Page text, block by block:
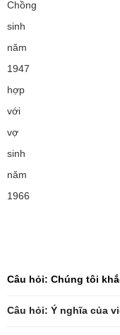
Chồng
sinh
năm
1947
hợp
với
vợ
sinh
năm
1966
Câu hỏi: Chúng tôi